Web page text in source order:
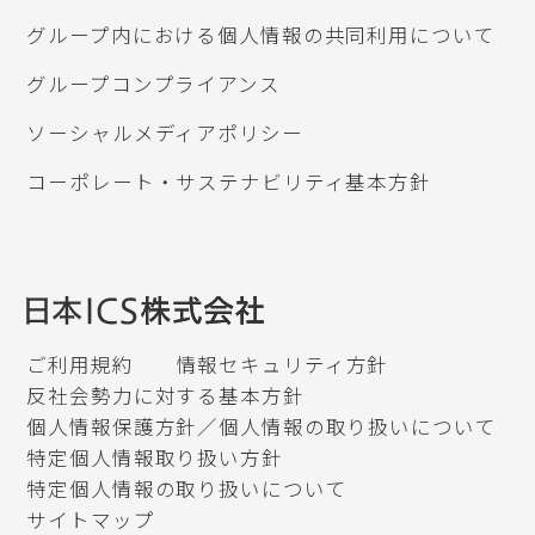
グループ内における個人情報の共同利用について
グループコンプライアンス
ソーシャルメディアポリシー
コーポレート・サステナビリティ基本方針
ご利用規約
情報セキュリティ方針
反社会勢力に対する基本方針
個人情報保護方針／個人情報の取り扱いについて
特定個人情報取り扱い方針
特定個人情報の取り扱いについて
サイトマップ